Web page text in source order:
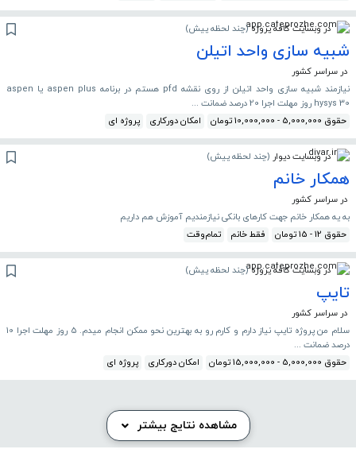
در وبسایت کافه پروژه (چند لحظه پیش)
شبیه سازی واحد اتیلن
در سراسر کشور
نیازمند شبیه سازی واحد اتیلن از روی نقشه pfd هستم در برنامه aspen plus یا aspen
hysys 30 روز مهلت اجرا 20 درصد ضمانت ...
حقوق 5,000,000 - 10,000,000 تومان
امکان دورکاری پروژه ای
در وبسایت دیوار (چند لحظه پیش)
همکار خانم
در سراسر کشور
به یه همکار خانم جهت کارهای بانکی نیازمندیم آموزش هم داریم
حقوق 12 - 15 تومان
فقط خانم تمام‌وقت
در وبسایت کافه پروژه (چند لحظه پیش)
تایپ
در سراسر کشور
سلام من پروژه تایپ نیاز دارم و کارم رو به بهترین نحو ممکن انجام میدم. 5 روز مهلت اجرا 10
درصد ضمانت ...
حقوق 5,000,000 - 15,000,000 تومان
امکان دورکاری پروژه ای
مشاهده نتایج بیشتر